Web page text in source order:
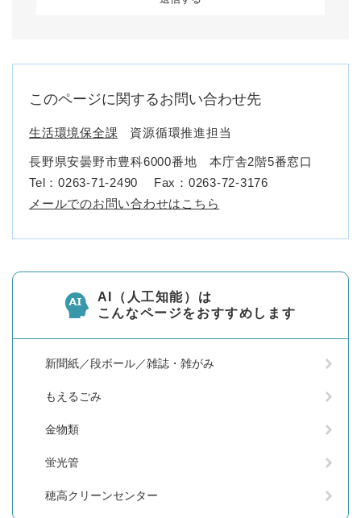
このページに関するお問い合わせ先
生活環境保全課 資源循環推進担当
長野県安曇野市豊科6000番地 本庁舎2階5番窓口
Tel：0263-71-2490
Fax：0263-72-3176
メールでのお問い合わせはこちら
AI（人工知能）は
こんなページをおすすめします
新聞紙／段ボール／雑誌・雑がみ
もえるごみ
金物類
蛍光管
穂高クリーンセンター